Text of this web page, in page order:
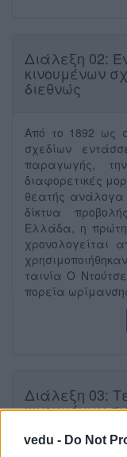
vedu - Do Not
Διάλεξη 02:
κινουμένων
διεθνώς
Από το 1892 ως
σχεδίων
παραγωγής,
διαφορετικές
θεατής
δίκτυα
Ελλάδα, η
χρονολογείται
ταινία Ο
πορεία
Διάλεξη 03:
κινουμένων